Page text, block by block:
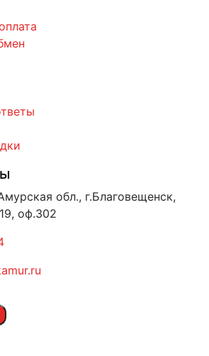
обл., г.Благовещенск,
оф.302